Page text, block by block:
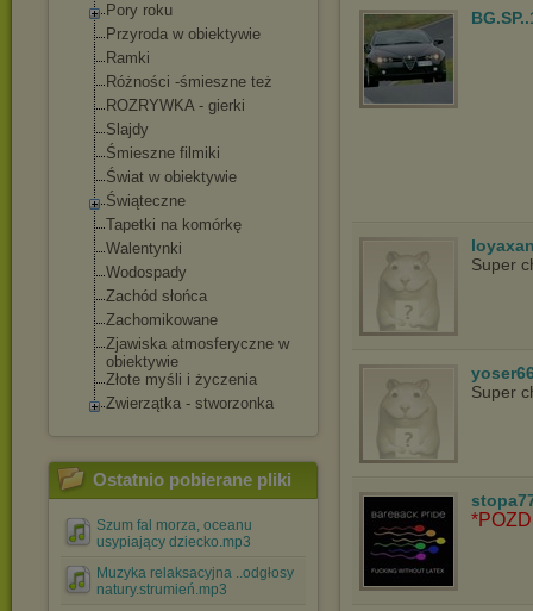
Pory roku
Przyroda w obiektywie
Ramki
Różności -śmieszne też
ROZRYWKA - gierki
Slajdy
Śmieszne filmiki
Świat w obiektywie
Świąteczne
Tapetki na komórkę
Walentynki
Wodospady
Zachód słońca
Zachomikowane
Zjawiska atmosferyczne w
obiektywie
Złote myśli i życzenia
Zwierzątka - stworzonka
Ostatnio pobierane pliki
Szum fal morza, oceanu
usypiający dziecko.mp3
Muzyka relaksacyjna ..odgłosy
natury.strumień.mp3
Super
Super